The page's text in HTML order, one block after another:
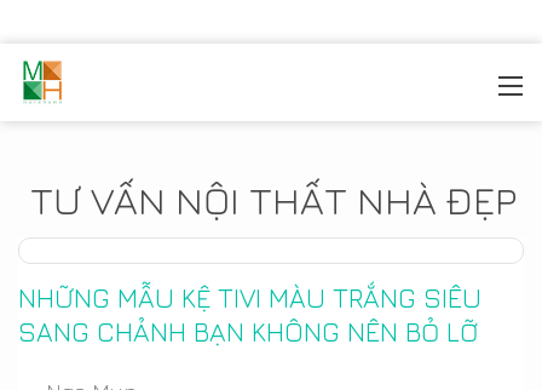
TƯ VẤN NỘI THẤT NHÀ ĐẸP
NHỮNG MẪU KỆ TIVI MÀU TRẮNG SIÊU
SANG CHẢNH BẠN KHÔNG NÊN BỎ LỠ